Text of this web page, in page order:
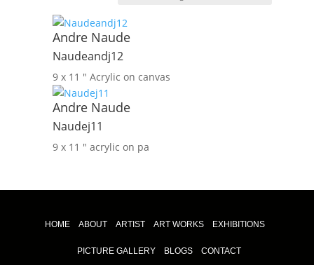
Andre Naude
Naudeandj12
9 x 11 ″ Acrylic on canvas
Andre Naude
Naudej11
9 x 11 ″ acrylic on pa
HOME ABOUT ARTIST ART WORKS EXHIBITIONS
PICTURE GALLERY BLOGS CONTACT